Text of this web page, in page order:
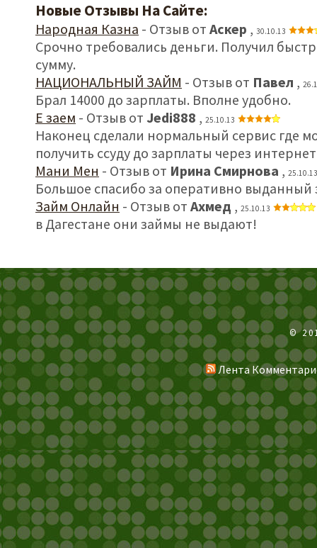
Новые Отзывы На Сайте:
Народная Казна - Отзыв от Аскер , 30.10.13
Срочно требовались деньги. Получил
сумму.
НАЦИОНАЛЬНЫЙ ЗАЙМ - Отзыв от Павел ,
Брал 14000 до зарплаты. Вполне удобно.
Е заем - Отзыв от Jedi888 , 25.10.13
Наконец сделали нормальный сервис где
получить ссуду до зарплаты через
Мани Мен - Отзыв от Ирина Смирнова , 25.10.13
Большое спасибо за оперативно выданный
Займ Онлайн - Отзыв от Ахмед , 25.10.13
в Дагестане они займы не выдают!
©
Лента